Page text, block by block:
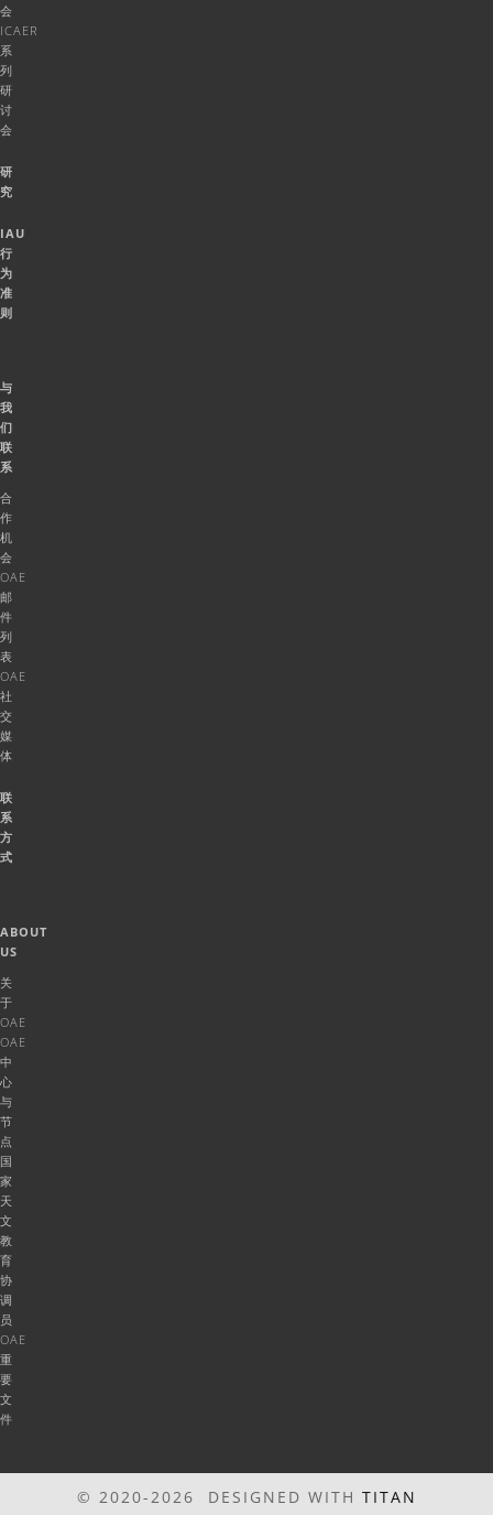
会
ICAER
系
列
研
讨
会
研
究
IAU
行
为
准
则
与
我
们
联
系
合
作
机
会
OAE
邮
件
列
表
OAE
社
交
媒
体
联
系
方
式
ABOUT
US
关
于
OAE
OAE
中
心
与
节
点
国
家
天
文
教
育
协
调
员
OAE
重
要
文
件
© 2020-2026 DESIGNED WITH TITAN